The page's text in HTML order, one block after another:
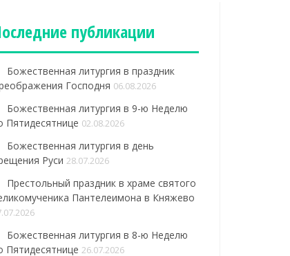
публикации
Божественная литургия в праздник
Господня 06.08.2026
Божественная литургия в 9-ю Неделю
Пятидесятнице 02.08.2026
Божественная литургия в день
Руси 28.07.2026
Престольный праздник в храме святого
Пантелеимона в Княжево
Божественная литургия в 8-ю Неделю
Пятидесятнице 26.07.2026